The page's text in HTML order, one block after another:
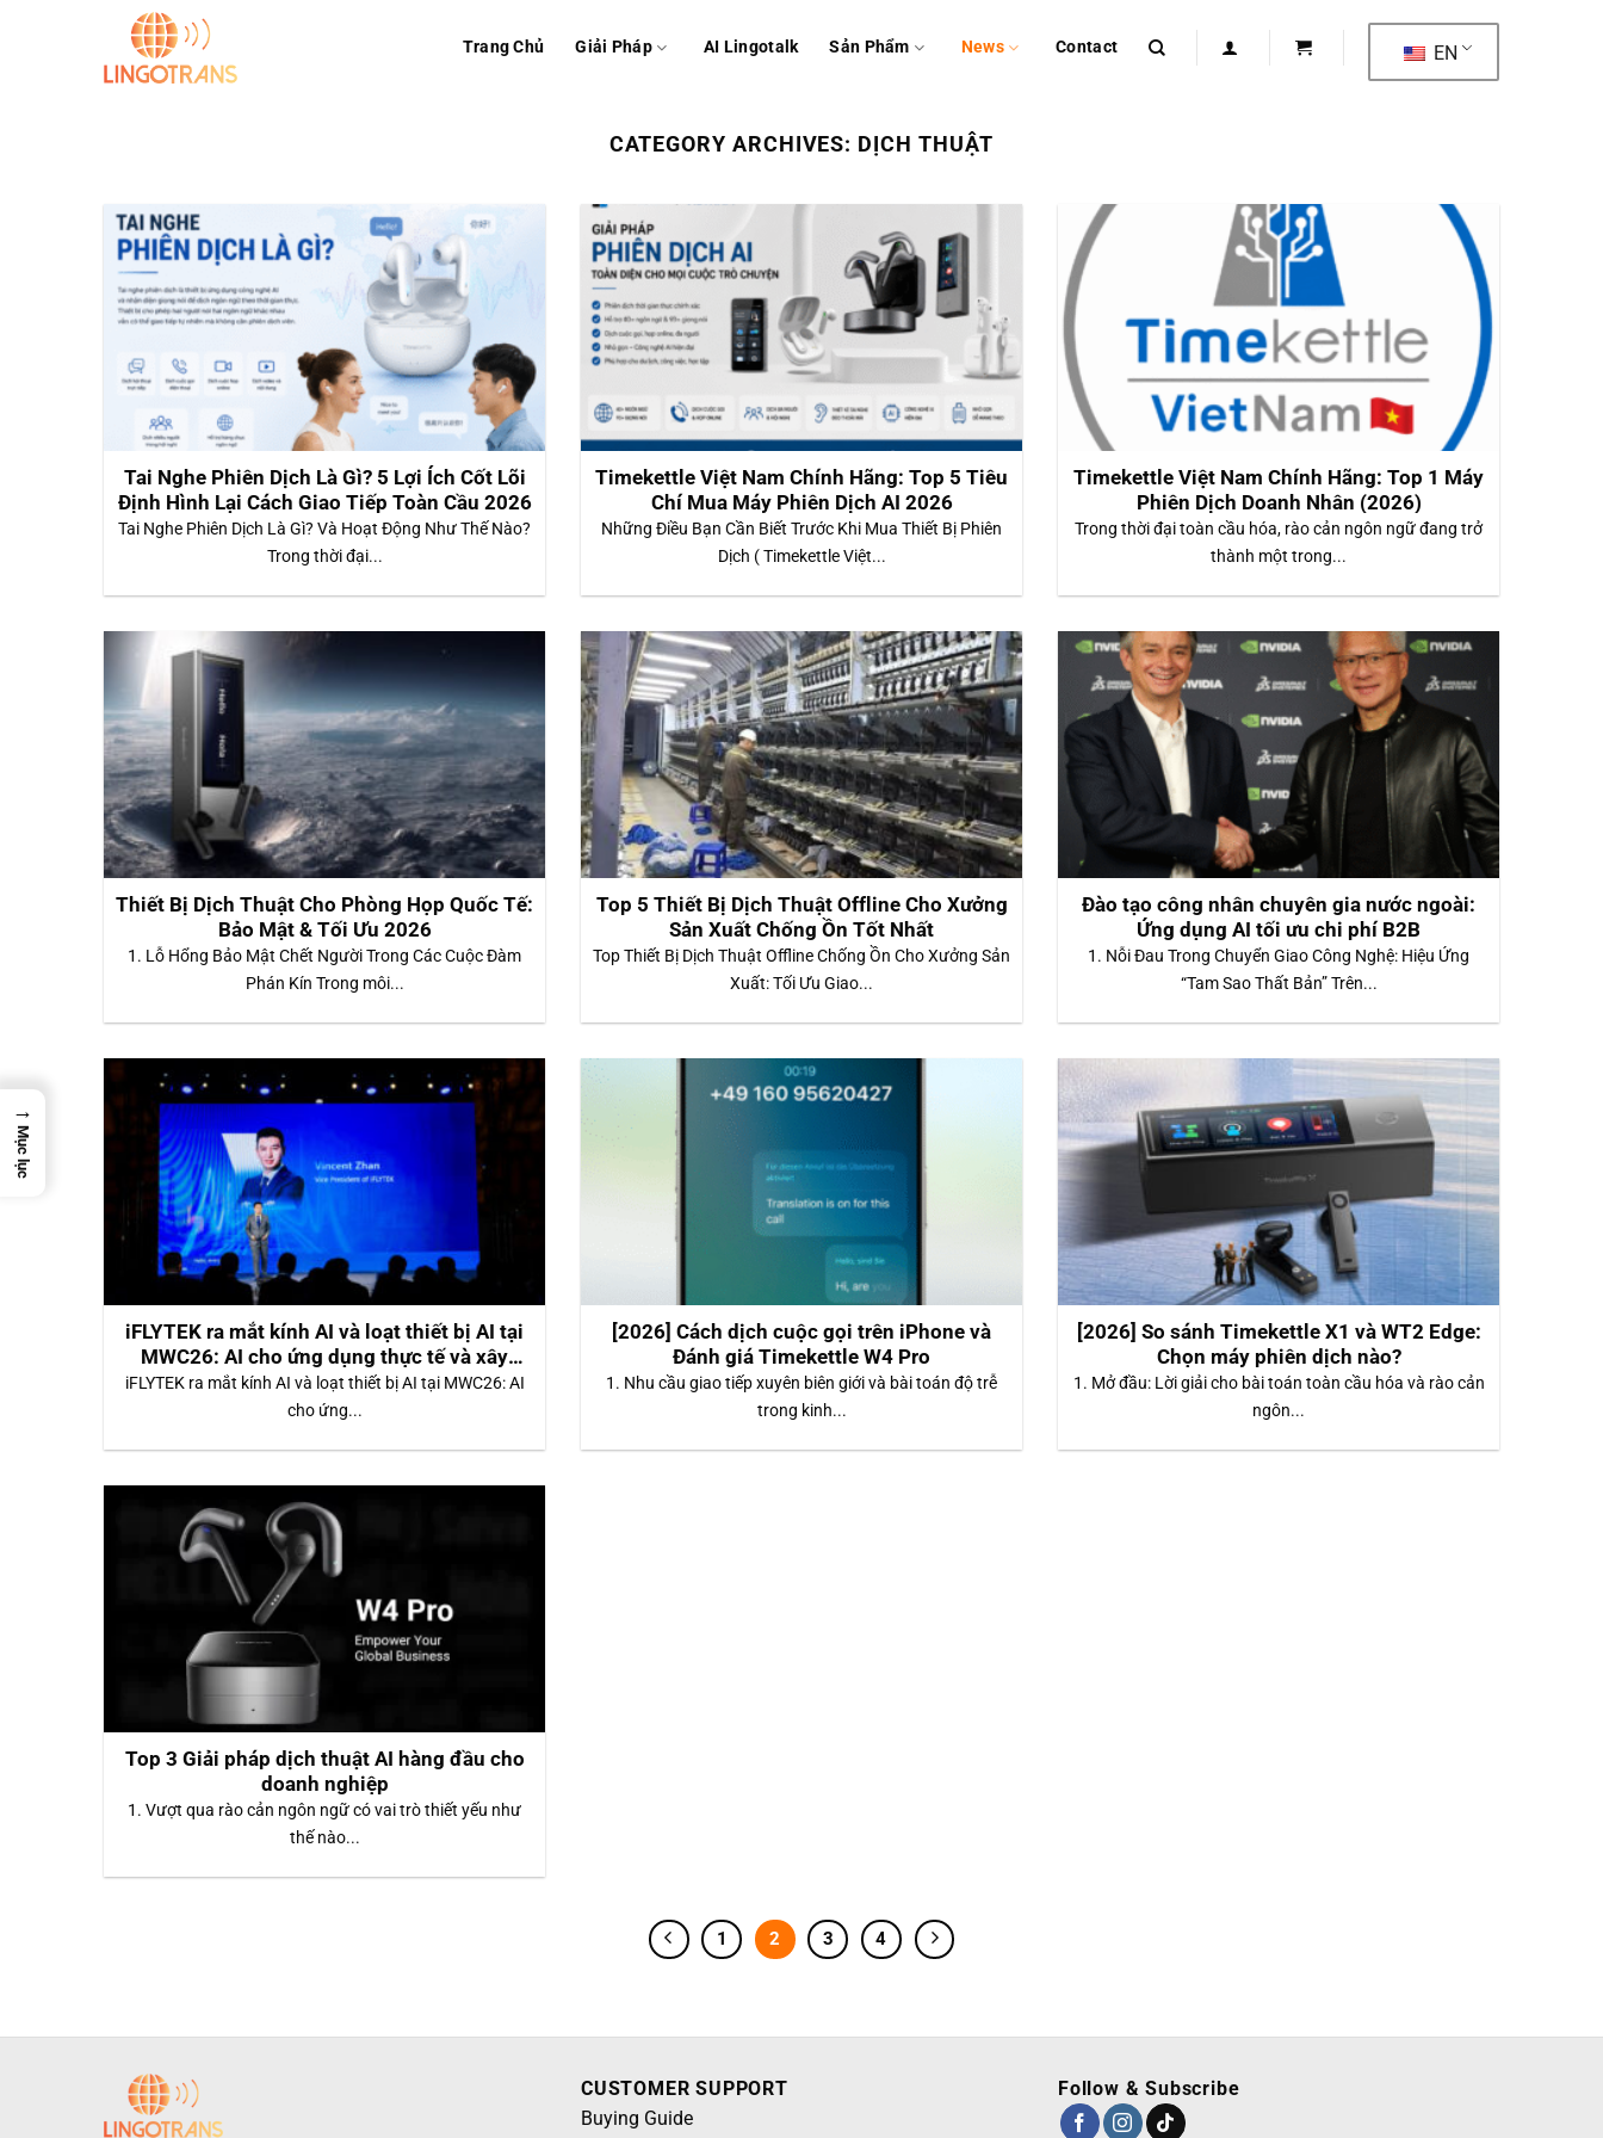
Trang Chủ Giải Pháp AI Lingotalk Sản Phẩm News Contact EN
CATEGORY ARCHIVES: DỊCH THUẬT
Tai Nghe Phiên Dịch Là Gì? 5 Lợi Ích Cốt Lõi
Định Hình Lại Cách Giao Tiếp Toàn Cầu 2026
Tai Nghe Phiên Dịch Là Gì? Và Hoạt Động Như Thế Nào?
Trong thời đại...
Timekettle Việt Nam Chính Hãng: Top 5 Tiêu
Chí Mua Máy Phiên Dịch AI 2026
Những Điều Bạn Cần Biết Trước Khi Mua Thiết Bị Phiên
Dịch ( Timekettle Việt...
Timekettle Việt Nam Chính Hãng: Top 1 Máy
Phiên Dịch Doanh Nhân (2026)
Trong thời đại toàn cầu hóa, rào cản ngôn ngữ đang trở
thành một trong...
Thiết Bị Dịch Thuật Cho Phòng Họp Quốc Tế:
Bảo Mật & Tối Ưu 2026
1. Lỗ Hổng Bảo Mật Chết Người Trong Các Cuộc Đàm
Phán Kín Trong môi...
Top 5 Thiết Bị Dịch Thuật Offline Cho Xưởng
Sản Xuất Chống Ồn Tốt Nhất
Top Thiết Bị Dịch Thuật Offline Chống Ồn Cho Xưởng Sản
Xuất: Tối Ưu Giao...
Đào tạo công nhân chuyên gia nước ngoài:
Ứng dụng AI tối ưu chi phí B2B
1. Nỗi Đau Trong Chuyển Giao Công Nghệ: Hiệu Ứng
“Tam Sao Thất Bản” Trên...
iFLYTEK ra mắt kính AI và loạt thiết bị AI tại
MWC26: AI cho ứng dụng thực tế và xây
dựng niềm tin ( 2026 )
iFLYTEK ra mắt kính AI và loạt thiết bị AI tại MWC26: AI
cho ứng...
[2026] Cách dịch cuộc gọi trên iPhone và
Đánh giá Timekettle W4 Pro
1. Nhu cầu giao tiếp xuyên biên giới và bài toán độ trễ
trong kinh...
[2026] So sánh Timekettle X1 và WT2 Edge:
Chọn máy phiên dịch nào?
1. Mở đầu: Lời giải cho bài toán toàn cầu hóa và rào cản
ngôn...
Top 3 Giải pháp dịch thuật AI hàng đầu cho
doanh nghiệp
1. Vượt qua rào cản ngôn ngữ có vai trò thiết yếu như
thế nào...
1 2 3 4
CUSTOMER SUPPORT
Buying Guide
Follow & Subscribe
→
Mục lục